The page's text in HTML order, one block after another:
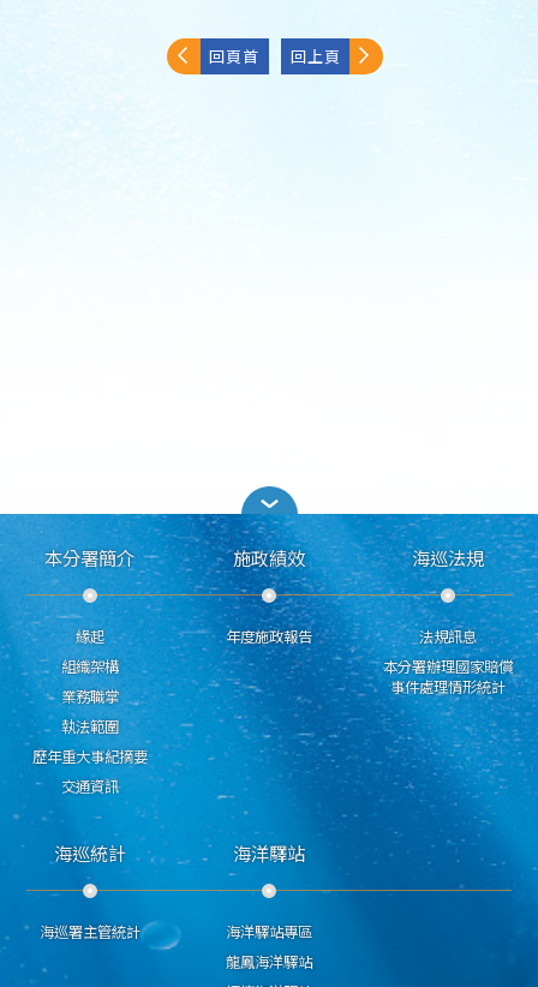
回頁首 回上頁
本分署簡介
緣起
組織架構
業務職掌
執法範圍
歷年重大事紀摘要
交通資訊
施政績效
年度施政報告
海巡法規
法規訊息
本分署辦理國家賠償
事件處理情形統計
海巡統計
海巡署主管統計
海洋驛站
海洋驛站專區
龍鳳海洋驛站